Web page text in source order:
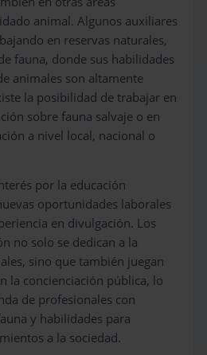
animal. Algunos auxiliares
en reservas naturales,
fauna, donde sus habilidades
animales son altamente
la posibilidad de trabajar en
sobre fauna salvaje o en
a nivel local, nacional o
por la educación
oportunidades laborales
en divulgación. Los
no solo se dedican a la
sino que también juegan
la concienciación pública, lo
de profesionales con
y habilidades para
a la sociedad.